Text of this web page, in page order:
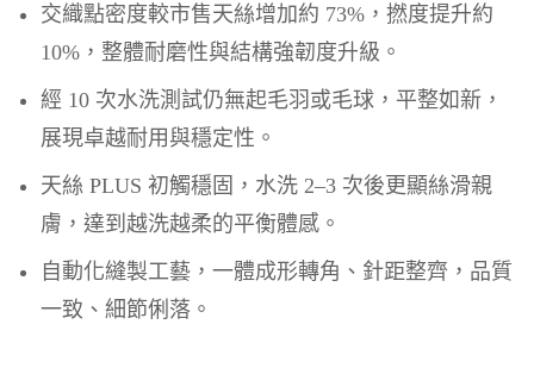
交織點密度較市售天絲增加約 73%，撚度提升約
10%，整體耐磨性與結構強韌度升級。
經 10 次水洗測試仍無起毛羽或毛球，平整如新，
展現卓越耐用與穩定性。
天絲 PLUS 初觸穩固，水洗 2–3 次後更顯絲滑親
膚，達到越洗越柔的平衡體感。
自動化縫製工藝，一體成形轉角、針距整齊，品質
一致、細節俐落。